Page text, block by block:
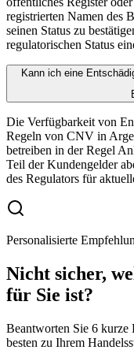
registrierten Namen des
seinen Status zu
regulatorischen Status
Kann ich eine
Die Verfügbarkeit von
Regeln von CNV in
betreiben in der Regel
Teil der Kundengelder
des Regulators für
Personalisierte
Nicht sicher,
für Sie ist?
Beantworten Sie 6
besten zu Ihrem